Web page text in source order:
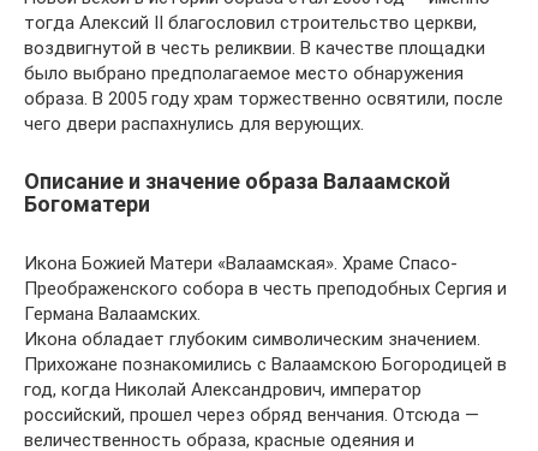
тогда Алек­сий II благословил строительство церкви,
воздвигнутой в честь реликвии. В качестве площадки
было выбрано предполагаемое место обнаружения
образа. В 2005 году храм торжественно освятили, после
чего двери распахнулись для верующих.
Описание и значение образа Валаамской
Богоматери
Икона Божией Матери «Валаамская». Храме Спасо-
Преображенского собора в честь преподобных Сергия и
Германа Валаамских.
Икона обладает глубоким символическим значением.
Прихожане познакомились с Валаамскою Богородицей в
год, когда Николай Александрович, император
российский, прошел через обряд венчания. Отсюда —
величественность образа, красные одеяния и